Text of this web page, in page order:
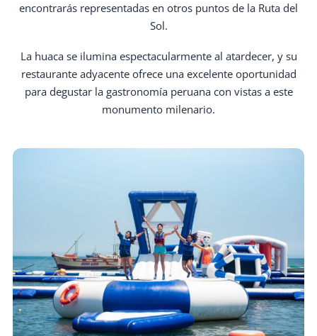
encontrarás representadas en otros puntos de la Ruta del
Sol.
La huaca se ilumina espectacularmente al atardecer, y su
restaurante adyacente ofrece una excelente oportunidad
para degustar la gastronomía peruana con vistas a este
monumento milenario.